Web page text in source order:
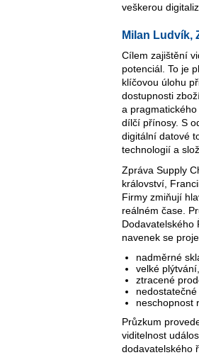
veškerou
Milan Ludvík,
Cílem zajištění
potenciál. To je
klíčovou úlohu
dostupnosti
a
dílčí přínosy. S
digitální datové
technologií a
Zpráva Supply
království,
Firmy zmiňují
reálném čase.
Dodavatelského
navenek se
nadměrné
velké plýtvání,
ztracené
neschopnost
Průzkum
viditelnost
dodavatelského